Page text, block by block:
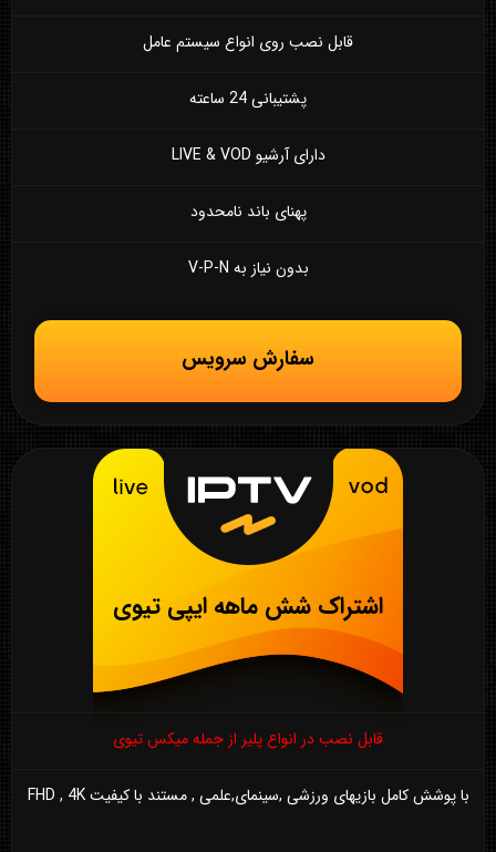
قابل نصب روی انواع سیستم عامل
پشتیبانی 24 ساعته
دارای آرشیو LIVE & VOD
پهنای باند نامحدود
بدون نیاز به V-P-N
سفارش سرویس
اشتراک شش ماهه ایپی تیوی
قابل نصب در انواع پلیر از جمله میکس تیوی
با پوشش کامل بازیهای ورزشی ,سینمای,علمی , مستند با کیفیت FHD , 4K